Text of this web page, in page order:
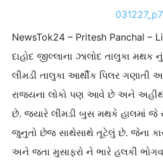
NewsTok24 – Pritesh Panchal –
દાહોદ જીલ્લાના ઝાલોદ તાલુકા
લીમડી તાલુકા આર્થીક પિલર
રાજ્યના લોકો પણ આવે છે અને
છે. જયારે લીમડી બુસ મથકે હાલમાં
જુનુતો છેજ સાથેસાથે તૂટેલું છે. જેના
અને જતા મુસાફરો ને ભારે હલકી